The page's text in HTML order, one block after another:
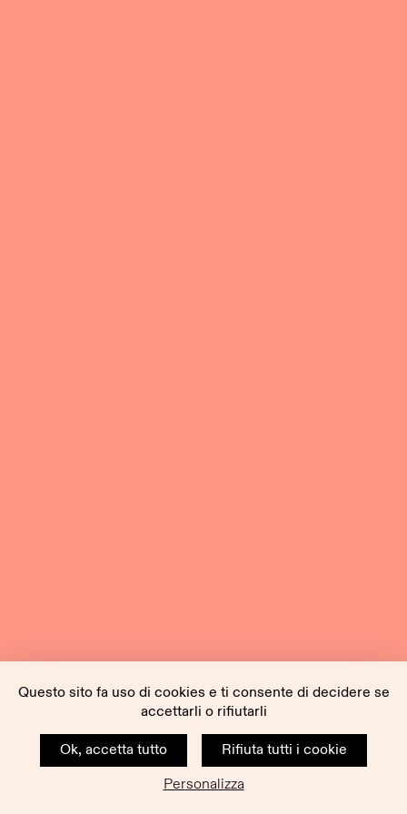
Questo sito fa uso di cookies e ti consente di decidere se
accettarli o rifiutarli
Ok, accetta tutto
Rifiuta tutti i cookie
Personalizza